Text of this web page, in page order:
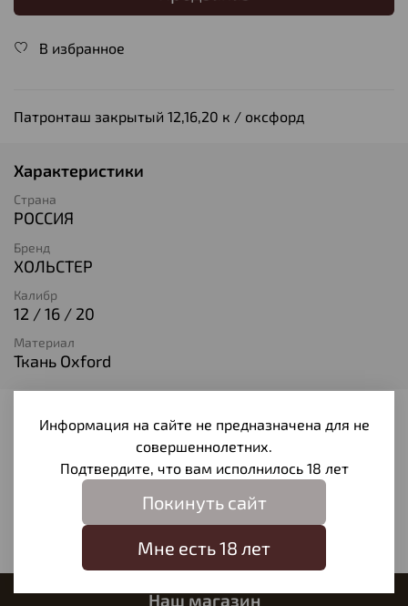
В избранное
Патронташ закрытый 12,16,20 к / оксфорд
Характеристики
Страна
РОССИЯ
Бренд
ХОЛЬСТЕР
Калибр
12 / 16 / 20
Материал
Ткань Oxford
Отзывы
Отзывов еще никто не оставлял
Наш магазин
Информация на сайте не предназначена для не
совершеннолетних.
Подтвердите, что вам исполнилось 18 лет
Покинуть сайт
Мне есть 18 лет